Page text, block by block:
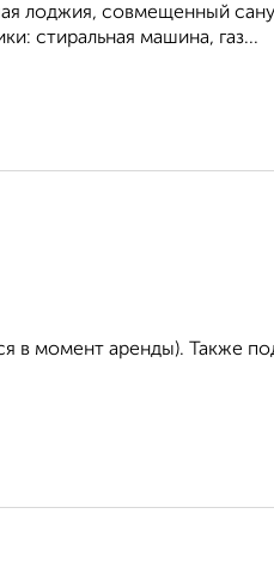
лоджия, совмещенный
стиральная машина, газ...
в момент аренды). Также